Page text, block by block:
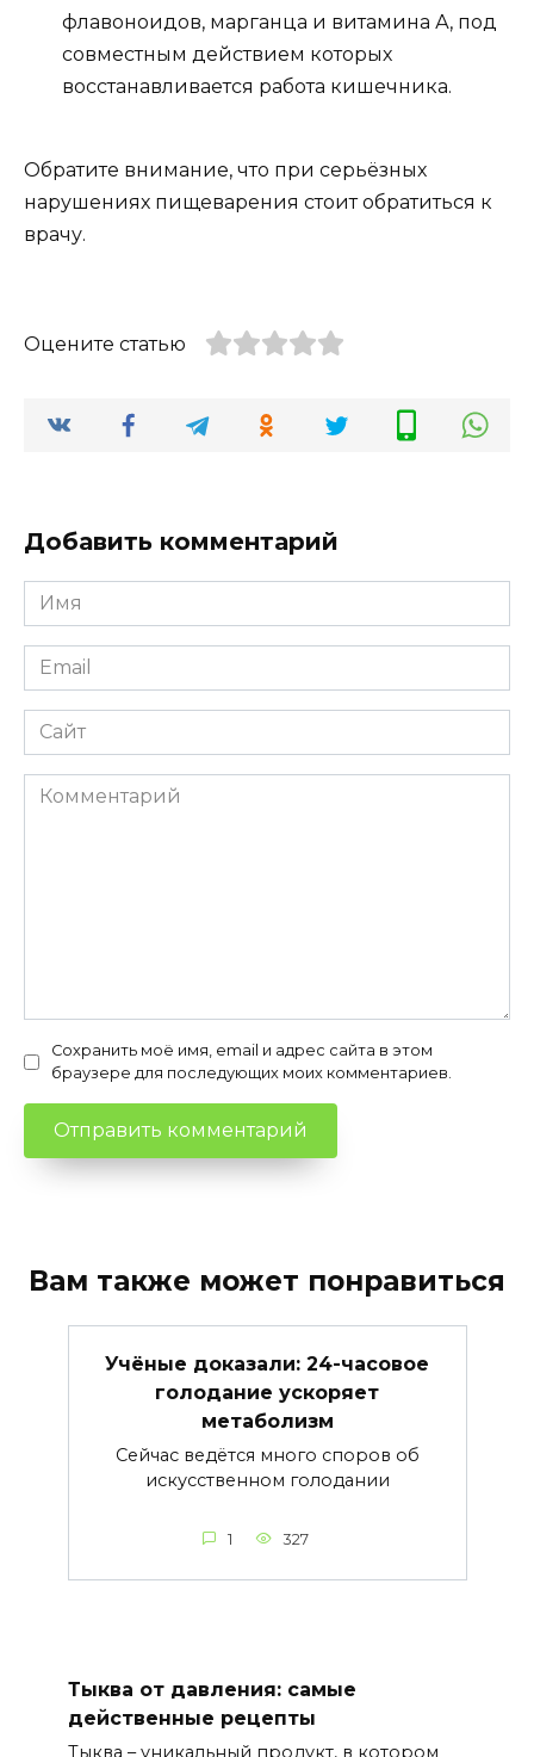
флавоноидов, марганца и витамина А, под
совместным действием которых
восстанавливается работа кишечника.
Обратите внимание, что при серьёзных
нарушениях пищеварения стоит обратиться к
врачу.
Оцените статью
Добавить комментарий
Имя
*
Email
*
Сайт
Комментарий
Сохранить моё имя, email и адрес сайта в этом
браузере для последующих моих комментариев.
Вам также может понравиться
Учёные доказали: 24-часовое
голодание ускоряет
метаболизм
Сейчас ведётся много споров об
искусственном голодании
1 327
Тыква от давления: самые
действенные рецепты
Тыква – уникальный продукт, в котором